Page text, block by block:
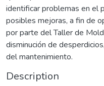
identificar problemas en el
posibles mejoras, a fin de
por parte del Taller de
disminución de
del mantenimiento.
Description